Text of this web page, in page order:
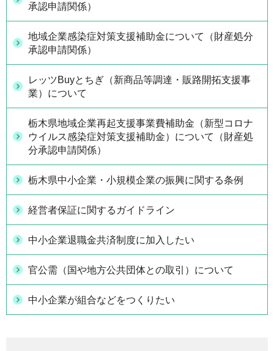
承認申請関係）
地域企業感染症対策支援補助金について（財産処分
承認申請関係）
レッツBuyとちぎ（新商品等調達・販路開拓支援事
業）について
栃木県地域企業再起支援事業費補助金（新型コロナ
ウイルス感染症対策支援補助金）について（財産処
分承認申請関係）
栃木県中小企業・小規模企業の振興に関する条例
経営者保証に関するガイドライン
中小企業退職金共済制度に加入したい
官公需（国や地方公共団体との取引）について
中小企業が組合などをつくりたい